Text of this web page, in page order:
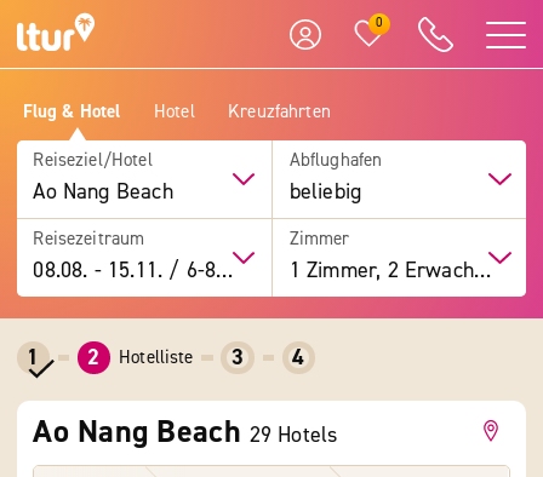
0
Flug & Hotel Hotel Kreuzfahrten
Reiseziel/Hotel
Ao Nang Beach
Abflughafen
beliebig
Reisezeitraum
08.08. -15.11. / 6-8 Tage
Zimmer
1 Zimmer, 2 Erwachsene
1 2 Hotelliste 3 4
Ao Nang Beach 29 Hotels